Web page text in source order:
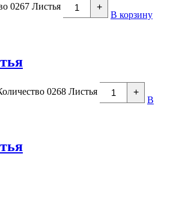
0267 Листья +
В корзину
0268 Листья +
В